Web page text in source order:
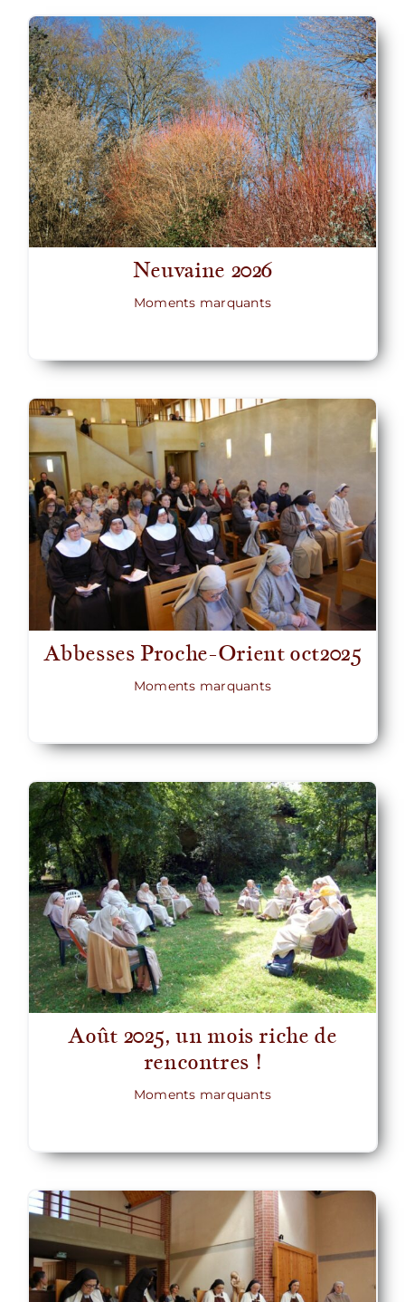
Neuvaine 2026
Moments marquants
Abbesses Proche-Orient oct2025
Moments marquants
Août 2025, un mois riche de
rencontres !
Moments marquants